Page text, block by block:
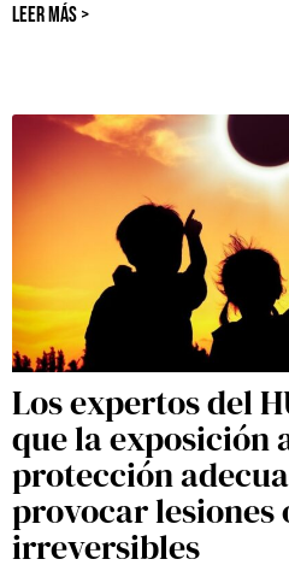
LEER MÁS >
Los expertos del
que la exposición
protección
provocar lesiones
irreversibles